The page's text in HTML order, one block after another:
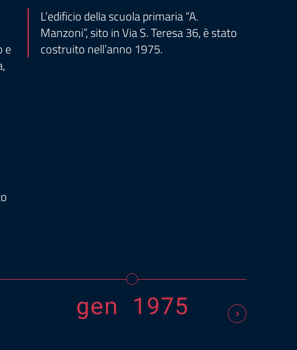
e
L’edificio della scuola primaria “A.
Manzoni”, sito in Via S. Teresa 36, è stato
costruito nell’anno 1975.
gen 1975